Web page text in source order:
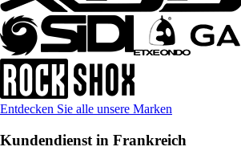
Entdecken Sie alle unsere Marken
Kundendienst in Frankreich